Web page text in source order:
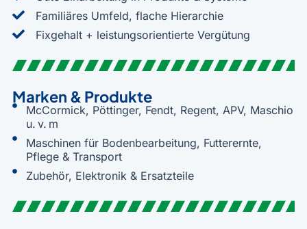
Familiäres Umfeld, flache Hierarchie
Fixgehalt + leistungsorientierte Vergütung
Marken & Produkte
McCormick, Pöttinger, Fendt, Regent, APV, Maschio
u. v. m
Maschinen für Bodenbearbeitung, Futterernte,
Pflege & Transport
Zubehör, Elektronik & Ersatzteile